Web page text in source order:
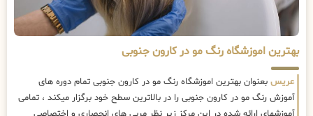
بهترین اموزشگاه رنگ مو در کارون جنوبی
عریس بعنوان بهترین اموزشگاه رنگ مو در کارون جنوبی تمام دوره های
آموزش رنگ مو در کارون جنوبی را در بالاترین سطح خود برگزار میکند ، تمامی